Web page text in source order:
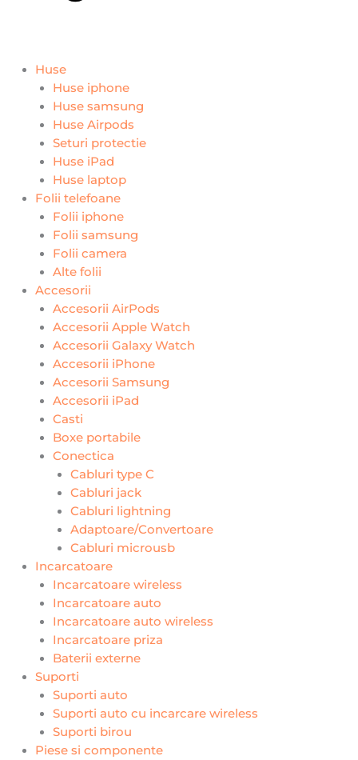
Huse
Huse iphone
Huse samsung
Huse Airpods
Seturi protectie
Huse iPad
Huse laptop
Folii telefoane
Folii iphone
Folii samsung
Folii camera
Alte folii
Accesorii
Accesorii AirPods
Accesorii Apple Watch
Accesorii Galaxy Watch
Accesorii iPhone
Accesorii Samsung
Accesorii iPad
Casti
Boxe portabile
Conectica
Cabluri type C
Cabluri jack
Cabluri lightning
Adaptoare/Convertoare
Cabluri microusb
Incarcatoare
Incarcatoare wireless
Incarcatoare auto
Incarcatoare auto wireless
Incarcatoare priza
Baterii externe
Suporti
Suporti auto
Suporti auto cu incarcare wireless
Suporti birou
Piese si componente